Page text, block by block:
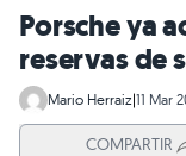
Porsche ya
reservas de
Mario Herraiz|11 Mar
COMPARTIR